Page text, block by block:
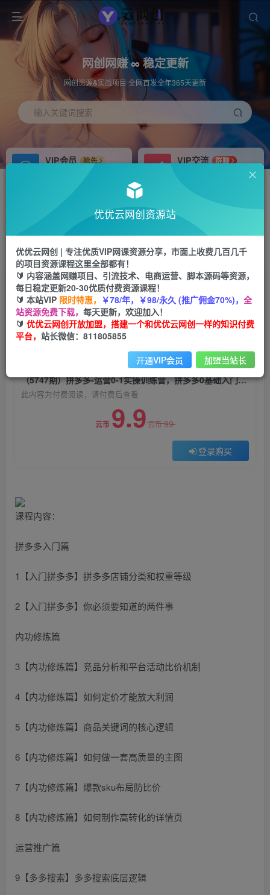
网创网赚 ∞ 稳定更新
网创资源&实战项目 全网首发全年365天更新
输入关键词搜索
VIP会员
抢先
免费下载全站资源
VIP交流
群聊
研究探讨更多创业项目路子。
站长V：hu91275
推荐
首页 中创网 正文
（5747期）拼多多-运营0-1实操训练营，拼多多0
基础入门，从基础到进阶的可实操玩法
优优云网创
2年前发布
关注 私信
（5747期）拼多多-运营0-1实操训练营，拼多多0基础入门，从基础到进阶的可实操玩法
此内容为付费阅读，请付费后查看
云币 9.9云币99
登录购买
课程内容：
拼多多入门篇
1【入门拼多多】拼多多店铺分类和权重等级
2【入门拼多多】你必须要知道的两件事
内功修炼篇
3【内功修炼篇】竞品分析和平台活动比价机制
4【内功修炼篇】如何定价才能放大利润
5【内功修炼篇】商品关键词的核心逻辑
6【内功修炼篇】如何做一套高质量的主图
7【内功修炼篇】爆款sku布局防比价
8【内功修炼篇】如何制作高转化的详情页
运营推广篇
9【多多搜索】多多搜索底层逻辑
优优云网创资源站
优优云网创 | 专注优质VIP网课资源分享，市面上收费几百几千
的项目资源课程这里全部都有！
🔰 内容涵盖网赚项目、引流技术、电商运营、脚本源码等资源，
每日稳定更新20-30优质付费资源课程！
🔰 本站VIP 限时特惠， ￥78/年，￥98/永久 (推广佣金70%)， 全
站资源免费下载， 每天更新，欢迎加入！
🔰 优优云网创开放加盟，搭建一个和优优云网创一样的知识付费
平台， 站长微信：811805855
开通VIP会员 加盟当站长